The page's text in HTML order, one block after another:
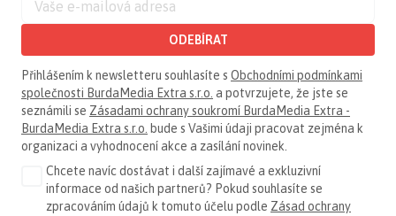
ODEBÍRAT
Přihlášením k newsletteru souhlasíte s Obchodními podmínkami
společnosti BurdaMedia Extra s.r.o. a potvrzujete, že jste se
seznámili se Zásadami ochrany soukromí BurdaMedia Extra -
BurdaMedia Extra s.r.o. bude s Vašimi údaji pracovat zejména k
organizaci a vyhodnocení akce a zasílání novinek.
Chcete navíc dostávat i další zajímavé a exkluzivní
informace od našich partnerů? Pokud souhlasíte se
zpracováním údajů k tomuto účelu podle Zásad ochrany